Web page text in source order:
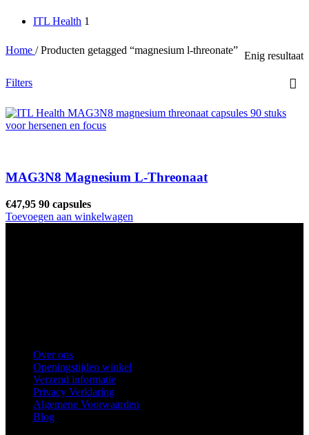
ITL Health 1
Home / Producten getagged “magnesium l-threonate” Enig resultaat
Filters
MAG3N8 Magnesium L-Threonaat
€47,95 90 capsules
Toevoegen aan winkelwagen
Over ons
Openingstijden winkel
Verzend informatie
Privacy Verklaring
Algemene Voorwaarden
Blog